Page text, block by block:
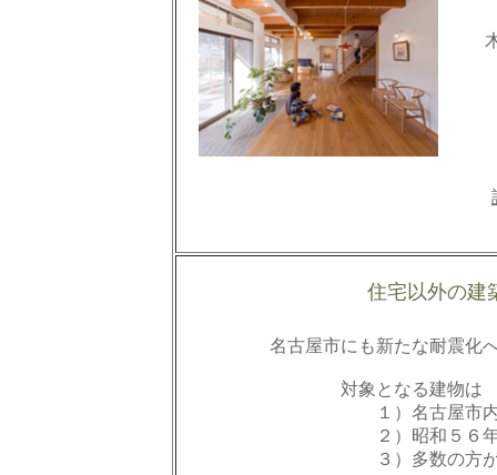
住宅以外の建
名古屋市にも新たな耐震化
対象となる建物は
１）名古屋市内に
２）昭和５６年５月３１
３）多数の方が利用する